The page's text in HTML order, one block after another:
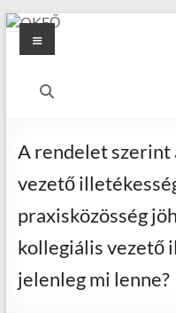
Skip
content
OKFŐ
Menu
A rendelet
vezető
praxisközösség
kollegiális vezető
jelenleg mi lenne?